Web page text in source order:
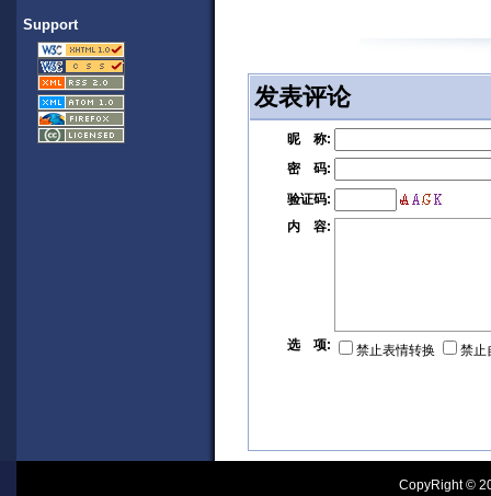
发表评论
昵 称:
密 码:
验证码:
内 容:
选 项: 禁止表情转换 禁止
Support
CopyRight ©